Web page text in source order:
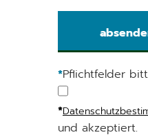
*Pflichtfelder
*
und akzeptiert.